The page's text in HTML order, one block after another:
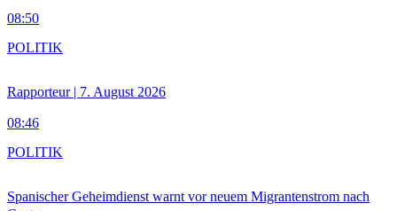
08:50
Rapporteur | 7. August 2026
08:46
POLITIK
Spanischer Geheimdienst warnt vor neuem Migrantenstrom nach
POLITIK